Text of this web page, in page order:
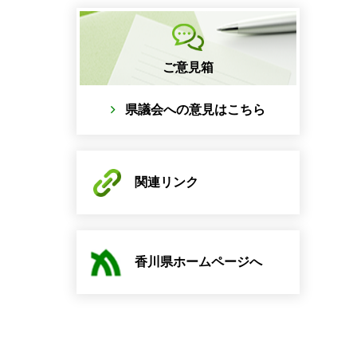
ご意見箱
県議会への意見はこちら
関連リンク
香川県ホームページへ